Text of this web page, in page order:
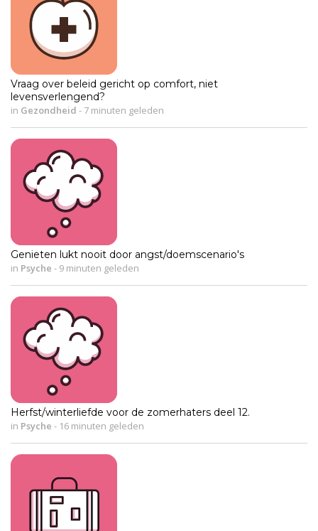
Vraag over beleid gericht op comfort, niet
levensverlengend?
in Gezondheid - 7 minuten geleden
Genieten lukt nooit door angst/doemscenario's
in Psyche - 9 minuten geleden
Herfst/winterliefde voor de zomerhaters deel 12.
in Psyche - 16 minuten geleden